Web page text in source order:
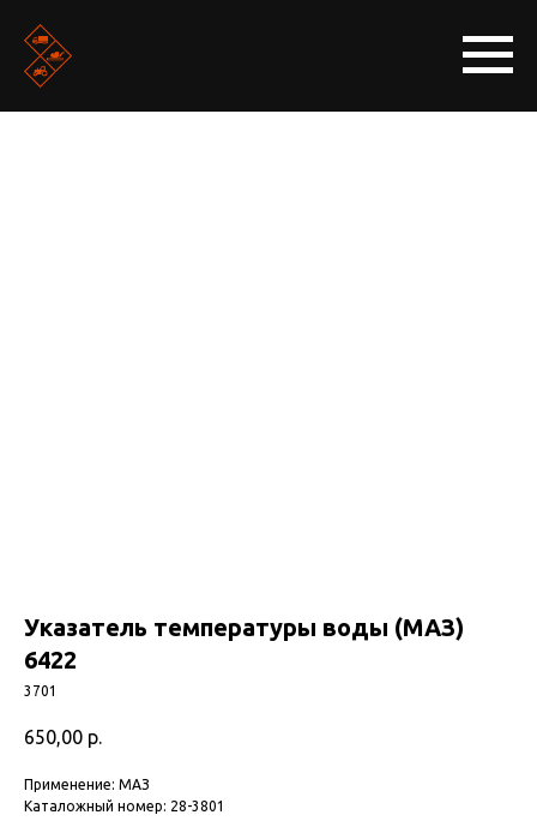
Указатель температуры воды (МАЗ)
6422
3701
650,00 р.
Применение: МАЗ
Каталожный номер: 28-3801